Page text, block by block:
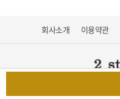
회사소개 이용약관